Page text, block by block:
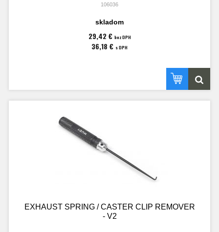
106036
skladom
29,42 € bez DPH
36,18 € s DPH
EXHAUST SPRING / CASTER CLIP REMOVER
- V2